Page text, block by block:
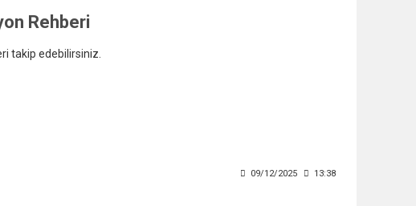
Rehberi
takip edebilirsiniz.
09/12/2025 13:38